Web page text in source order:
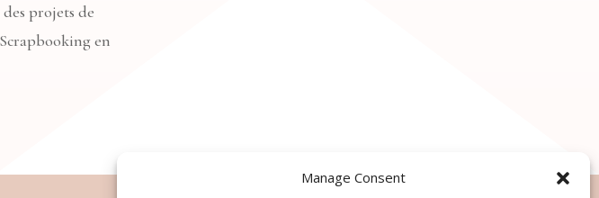
Manage Consent
projets de
en